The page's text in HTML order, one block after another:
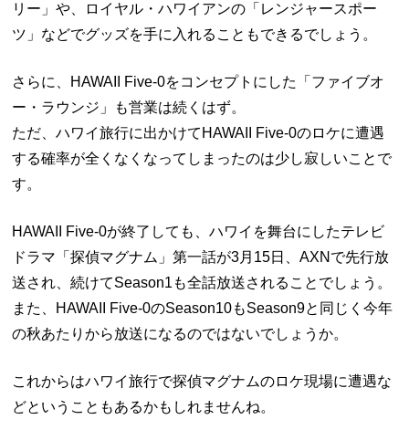
リー」や、ロイヤル・ハワイアンの「レンジャースポー
ツ」などでグッズを手に入れることもできるでしょう。
さらに、HAWAII Five-0をコンセプトにした「ファイブオ
ー・ラウンジ」も営業は続くはず。
ただ、ハワイ旅行に出かけてHAWAII Five-0のロケに遭遇
する確率が全くなくなってしまったのは少し寂しいことで
す。
HAWAII Five-0が終了しても、ハワイを舞台にしたテレビ
ドラマ「探偵マグナム」第一話が3月15日、AXNで先行放
送され、続けてSeason1も全話放送されることでしょう。
また、HAWAII Five-0のSeason10もSeason9と同じく今年
の秋あたりから放送になるのではないでしょうか。
これからはハワイ旅行で探偵マグナムのロケ現場に遭遇な
どということもあるかもしれませんね。